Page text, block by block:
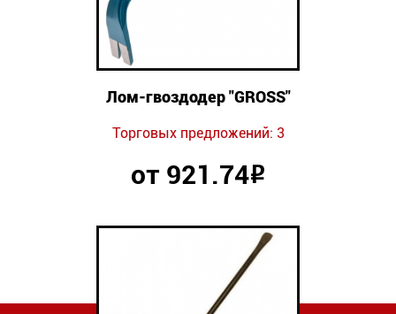
Документация
Оформление заказа
Лом-гвоздодер "GROSS"
Торговых предложений: 3
от 921.74Р